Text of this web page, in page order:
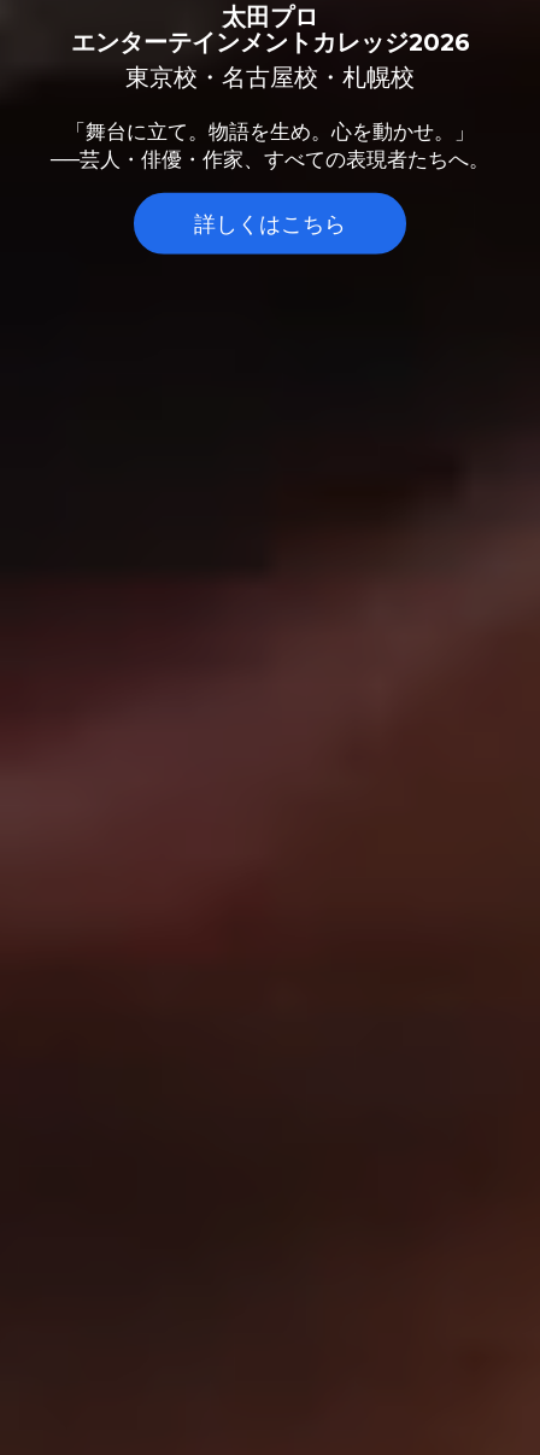
太田プロ
エンターテインメントカレッジ2026
東京校・名古屋校・札幌校
「舞台に立て。物語を生め。心を動かせ。」
──芸人・俳優・作家、すべての表現者たちへ。
詳しくはこちら